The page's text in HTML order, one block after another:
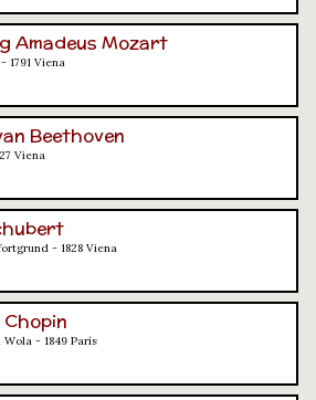
Amadeus Mozart
1791 Viena
Beethoven
Viena
- 1828 Viena
Wola - 1849 París